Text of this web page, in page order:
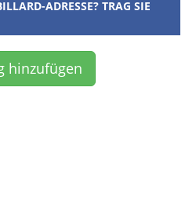
ADRESSE? TRAG SIE
hinzufügen